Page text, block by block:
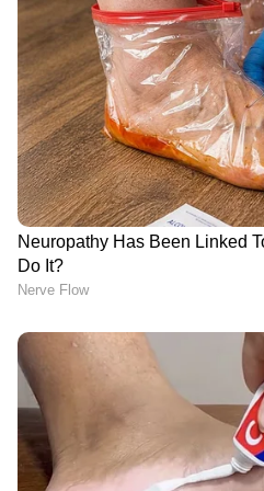
കുറിച്ച്
നിലവിൽ കേസ് തുട‍‌ർ
ഹൈക്കോടതി ലീഗൽ
ഒറ്റ പന്തിലൊതുങ്ങി
ലോകം! ബിയര്‍
വില്‍പ്പനയില്‍ സര്‍വകാല
റെക്കോര്‍ഡ്, ഒരു ഗ്ലാസിന്
വില 1900 രൂപ വരെ!
LATEST VIDEOS